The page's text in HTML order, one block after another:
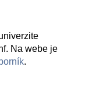
Na webe je
.